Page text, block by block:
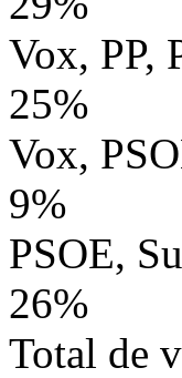
Vox, PP,
25%
Vox,
9%
PSOE,
26%
Total de